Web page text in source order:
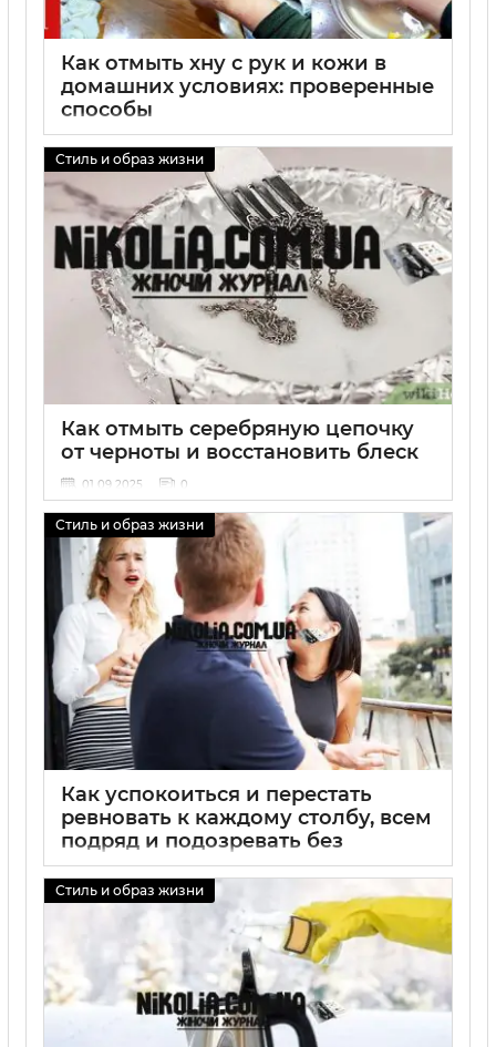
Как отмыть хну с рук и кожи в
домашних условиях: проверенные
способы
Стиль и образ жизни
Как отмыть серебряную цепочку
от черноты и восстановить блеск
01 09 2025 0
Стиль и образ жизни
Как успокоиться и перестать
ревновать к каждому столбу, всем
подряд и подозревать без
причины
01 09 2025 0
Стиль и образ жизни